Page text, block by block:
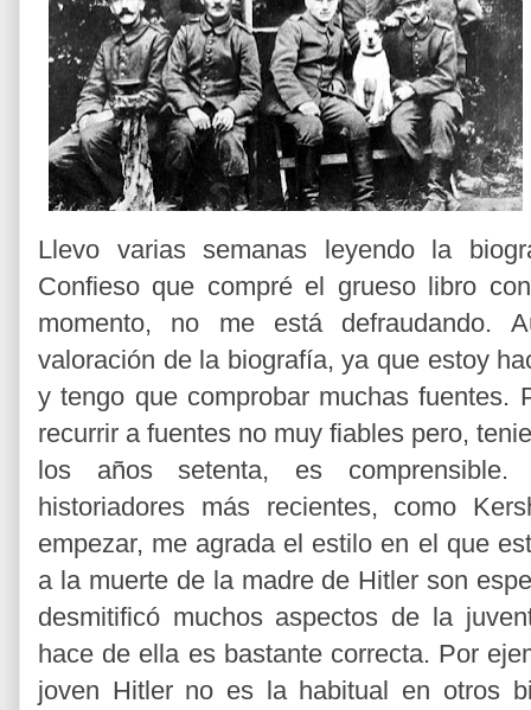
Llevo varias semanas leyendo la
Confieso que compré el grueso libro
momento, no me está defraudando.
valoración de la biografía, ya que estoy
y tengo que comprobar muchas fuentes.
recurrir a fuentes no muy fiables pero,
los años setenta, es comprensible.
historiadores más recientes, como
empezar, me agrada el estilo en el que
a la muerte de la madre de Hitler son
desmitificó muchos aspectos de la
hace de ella es bastante correcta. Por
joven Hitler no es la habitual en otros